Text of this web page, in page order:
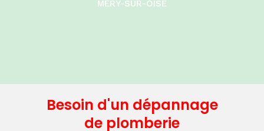
MÉRY-SUR-OISE
Besoin d'un dépannage
de plomberie